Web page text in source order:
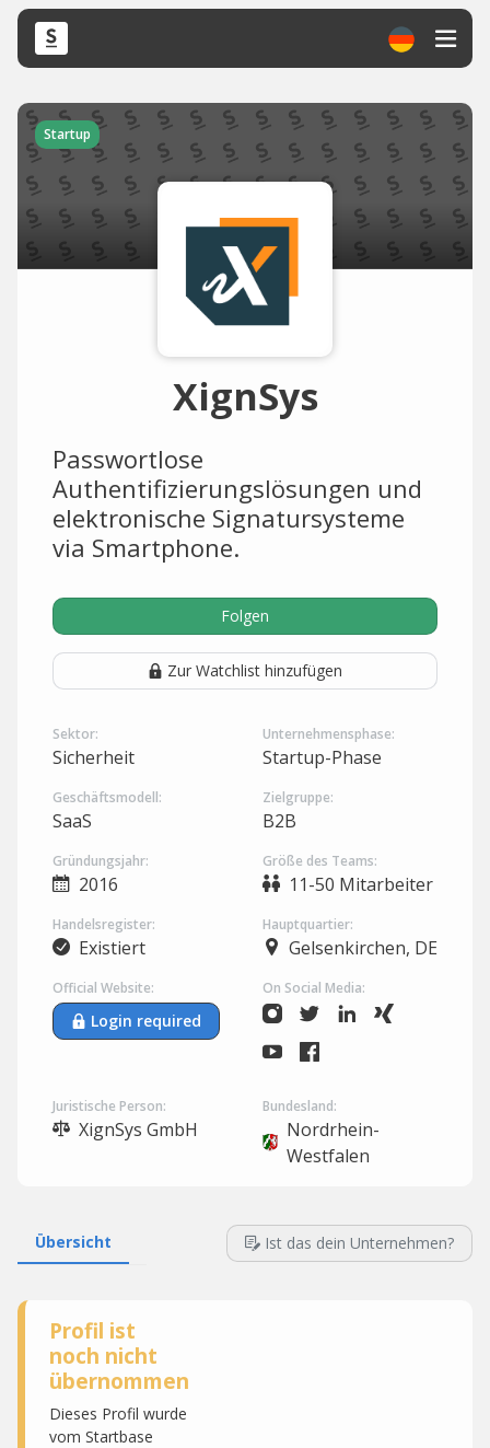
Startup
XignSys
Passwortlose
Authentifizierungslösungen und
elektronische Signatursysteme
via Smartphone.
Folgen
Zur Watchlist hinzufügen
Sektor:
Sicherheit
Unternehmensphase:
Startup-Phase
Geschäftsmodell:
SaaS
Zielgruppe:
B2B
Gründungsjahr:
2016
Größe des Teams:
11-50 Mitarbeiter
Handelsregister:
Existiert
Hauptquartier:
Gelsenkirchen, DE
Official Website:
Login required
On Social Media:
Juristische Person:
XignSys GmbH
Bundesland:
Nordrhein-
Westfalen
Übersicht Ist das dein Unternehmen?
Profil ist
noch nicht
übernommen
Dieses Profil wurde
vom Startbase